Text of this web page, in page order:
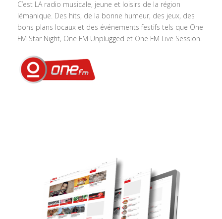
C’est LA radio musicale, jeune et loisirs de la région
lémanique. Des hits, de la bonne humeur, des jeux, des
bons plans locaux et des événements festifs tels que One
FM Star Night, One FM Unplugged et One FM Live Session.